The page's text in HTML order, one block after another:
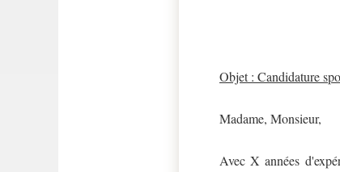
Objet : Candidature
Madame, Monsieur,
Avec X années